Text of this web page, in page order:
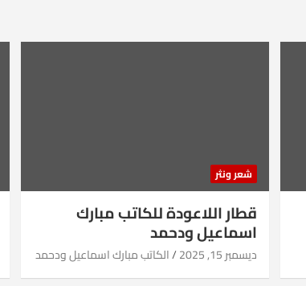
شعر ونثر
قطار اللاعودة للكاتب مبارك
اسماعيل ودحمد
ديسمبر 15, 2025 الكاتب مبارك اسماعيل ودحمد